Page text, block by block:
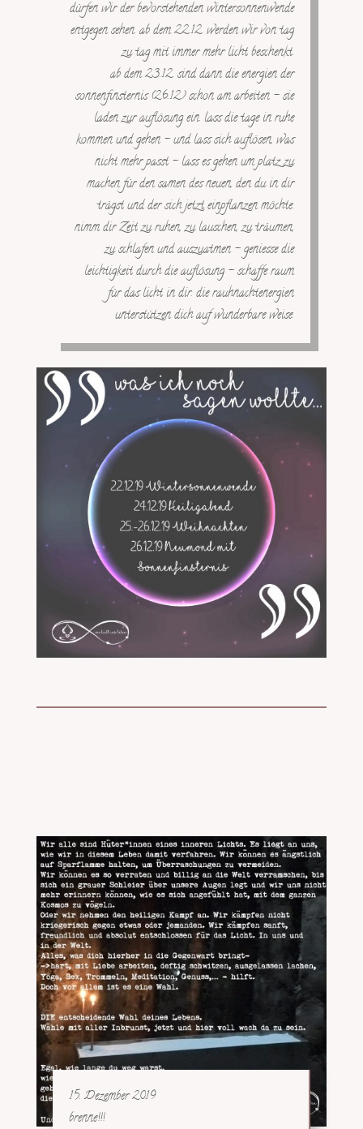
dürfen wir der bevorstehenden wintersonnenwende
entgegen sehen. ab dem 22.12. werden wir von tag
zu tag mit immer mehr licht beschenkt.
ab dem 23.12. sind dann die energien der
sonnenfinsternis (26.12.) schon am arbeiten – sie
laden zur auflösung ein. lass die tage in ruhe
kommen und gehen – und lass sich auflösen, was
nicht mehr passt – lass es gehen um platz zu
machen für den samen des neuen, den du in dir
trägst und der sich jetzt einpflanzen möchte.
nimm dir Zeit zu ruhen, zu lauschen, zu träumen,
zu schlafen und auszuatmen – geniesse die
leichtigkeit durch die auflösung – schaffe raum
für das licht in dir. die rauhnachtenergien
unterstützen dich auf wunderbare weise.
15. Dezember 2019
brenne!!!